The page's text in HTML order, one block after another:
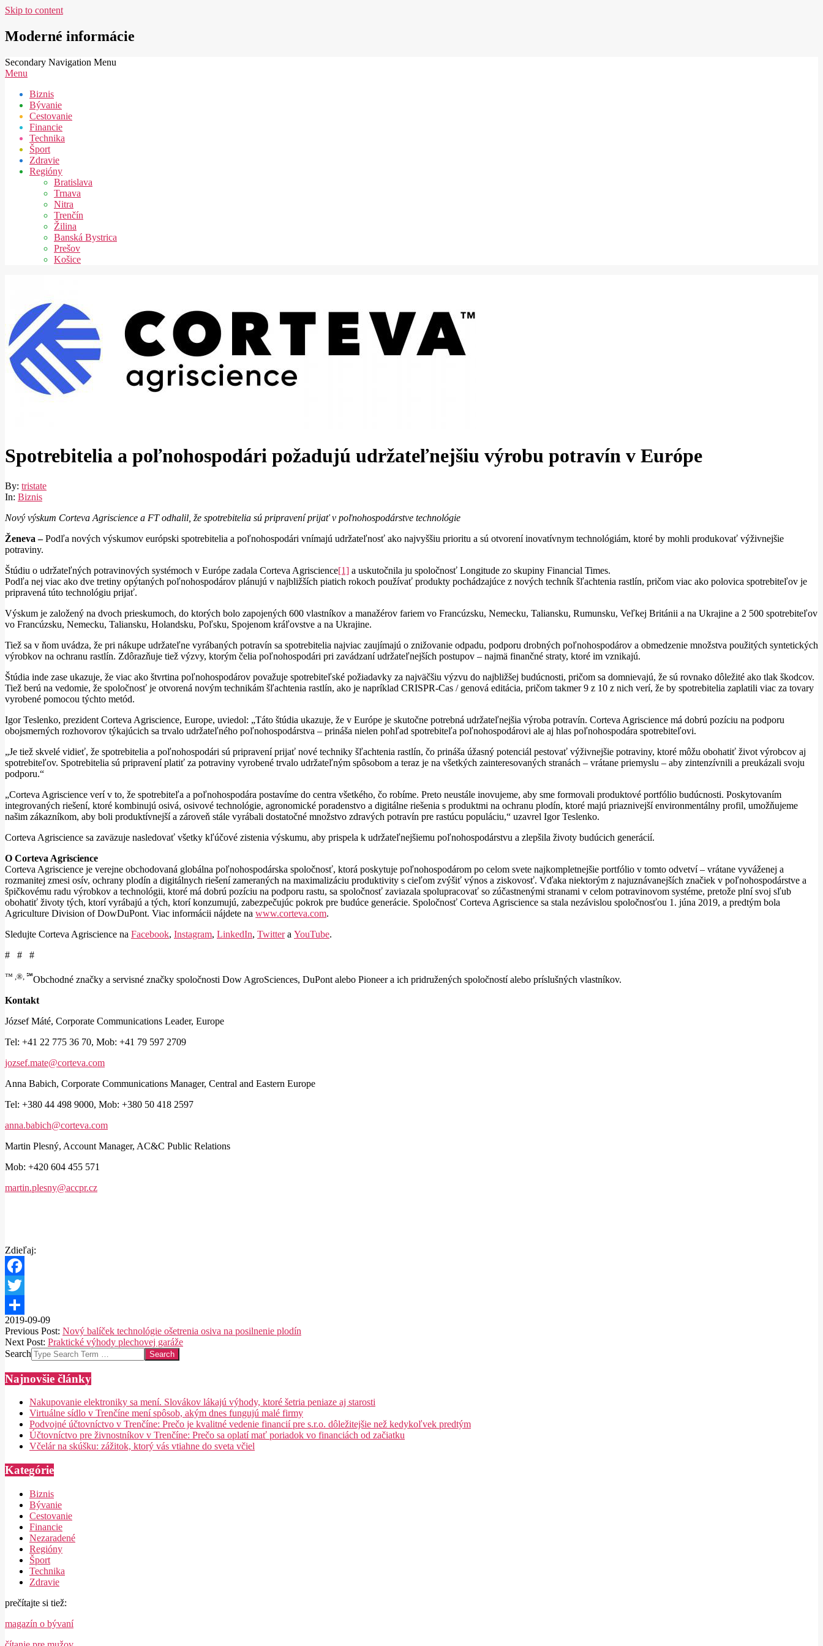
Skip to content
Moderné informácie
Secondary Navigation Menu
Menu
Biznis
Bývanie
Cestovanie
Financie
Technika
Šport
Zdravie
Regióny
Bratislava
Trnava
Nitra
Trenčín
Žilina
Banská Bystrica
Prešov
Košice
Spotrebitelia a poľnohospodári požadujú udržateľnejšiu výrobu potravín v Európe
By: tristate
In: Biznis
Nový výskum Corteva Agriscience a FT odhalil, že spotrebitelia sú pripravení prijať v poľnohospodárstve technológie
Ženeva –Podľa nových výskumov európski spotrebitelia a poľnohospodári vnímajú udržateľnosť ako najvyššiu prioritu a sú otvorení inovatívnym technológiám, ktoré by mohli produkovať výživnejšie
potraviny.
Štúdiu o udržateľných potravinových systémoch v Európe zadala Corteva Agriscience[1] a uskutočnila ju spoločnosť Longitude zo skupiny Financial Times.
Podľa nej viac ako dve tretiny opýtaných poľnohospodárov plánujú v najbližších piatich rokoch používať produkty pochádzajúce z nových techník šľachtenia rastlín, pričom viac ako polovica spotrebiteľov je
pripravená túto technológiu prijať.
Výskum je založený na dvoch prieskumoch, do ktorých bolo zapojených 600 vlastníkov a manažérov fariem vo Francúzsku, Nemecku, Taliansku, Rumunsku, Veľkej Británii a na Ukrajine a 2 500 spotrebiteľov
vo Francúzsku, Nemecku, Taliansku, Holandsku, Poľsku, Spojenom kráľovstve a na Ukrajine.
Tiež sa v ňom uvádza, že pri nákupe udržateľne vyrábaných potravín sa spotrebitelia najviac zaujímajú o znižovanie odpadu, podporu drobných poľnohospodárov a obmedzenie množstva použitých syntetických
výrobkov na ochranu rastlín. Zdôrazňuje tiež výzvy, ktorým čelia poľnohospodári pri zavádzaní udržateľnejších postupov – najmä finančné straty, ktoré im vznikajú.
Štúdia inde zase ukazuje, že viac ako štvrtina poľnohospodárov považuje spotrebiteľské požiadavky za najväčšiu výzvu do najbližšej budúcnosti, pričom sa domnievajú, že sú rovnako dôležité ako tlak škodcov.
Tiež berú na vedomie, že spoločnosť je otvorená novým technikám šľachtenia rastlín, ako je napríklad CRISPR-Cas / genová editácia, pričom takmer 9 z 10 z nich verí, že by spotrebitelia zaplatili viac za tovary
vyrobené pomocou týchto metód.
Igor Teslenko, prezident Corteva Agriscience, Europe, uviedol: „Táto štúdia ukazuje, že v Európe je skutočne potrebná udržateľnejšia výroba potravín. Corteva Agriscience má dobrú pozíciu na podporu
obojsmerných rozhovorov týkajúcich sa trvalo udržateľného poľnohospodárstva – prináša nielen pohľad spotrebiteľa poľnohospodárovi ale aj hlas poľnohospodára spotrebiteľovi.
„Je tiež skvelé vidieť, že spotrebitelia a poľnohospodári sú pripravení prijať nové techniky šľachtenia rastlín, čo prináša úžasný potenciál pestovať výživnejšie potraviny, ktoré môžu obohatiť život výrobcov aj
spotrebiteľov. Spotrebitelia sú pripravení platiť za potraviny vyrobené trvalo udržateľným spôsobom a teraz je na všetkých zainteresovaných stranách – vrátane priemyslu – aby zintenzívnili a preukázali svoju
podporu.“
„Corteva Agriscience verí v to, že spotrebiteľa a poľnohospodára postavíme do centra všetkého, čo robíme. Preto neustále inovujeme, aby sme formovali produktové portfólio budúcnosti. Poskytovaním
integrovaných riešení, ktoré kombinujú osivá, osivové technológie, agronomické poradenstvo a digitálne riešenia s produktmi na ochranu plodín, ktoré majú priaznivejší environmentálny profil, umožňujeme
našim zákazníkom, aby boli produktívnejší a zároveň stále vyrábali dostatočné množstvo zdravých potravín pre rastúcu populáciu,“ uzavrel Igor Teslenko.
Corteva Agriscience sa zaväzuje nasledovať všetky kľúčové zistenia výskumu, aby prispela k udržateľnejšiemu poľnohospodárstvu a zlepšila životy budúcich generácií.
O Corteva Agriscience
Corteva Agriscience je verejne obchodovaná globálna poľnohospodárska spoločnosť, ktorá poskytuje poľnohospodárom po celom svete najkompletnejšie portfólio v tomto odvetví – vrátane vyváženej a
rozmanitej zmesi osív, ochrany plodín a digitálnych riešení zameraných na maximalizáciu produktivity s cieľom zvýšiť výnos a ziskovosť. Vďaka niektorým z najuznávanejších značiek v poľnohospodárstve a
špičkovému radu výrobkov a technológii, ktoré má dobrú pozíciu na podporu rastu, sa spoločnosť zaviazala spolupracovať so zúčastnenými stranami v celom potravinovom systéme, pretože plní svoj sľub
obohatiť životy tých, ktorí vyrábajú a tých, ktorí konzumujú, zabezpečujúc pokrok pre budúce generácie. Spoločnosť Corteva Agriscience sa stala nezávislou spoločnosťou 1. júna 2019, a predtým bola
Agriculture Division of DowDuPont. Viac informácii nájdete na www.corteva.com.
Sledujte Corteva Agriscience na Facebook, Instagram, LinkedIn, Twittera YouTube.
# # #
™ ,®, ℠Obchodné značky a servisné značky spoločnosti Dow AgroSciences, DuPont alebo Pioneer a ich pridružených spoločností alebo príslušných vlastníkov.
Kontakt
József Máté, Corporate Communications Leader, Europe
Tel: +41 22 775 36 70, Mob: +41 79 597 2709
jozsef.mate@corteva.com
Anna Babich, Corporate Communications Manager, Central and Eastern Europe
Tel: +380 44 498 9000, Mob: +380 50 418 2597
anna.babich@corteva.com
Martin Plesný, Account Manager, AC&C Public Relations
Mob: +420 604 455 571
martin.plesny@accpr.cz
Zdieľaj:
Facebook
Twitter
Share
2019-09-09
Previous Post: Nový balíček technológie ošetrenia osiva na posilnenie plodín
Next Post: Praktické výhody plechovej garáže
Search
Najnovšie články
Nakupovanie elektroniky sa mení. Slovákov lákajú výhody, ktoré šetria peniaze aj starosti
Virtuálne sídlo v Trenčíne mení spôsob, akým dnes fungujú malé firmy
Podvojné účtovníctvo v Trenčíne: Prečo je kvalitné vedenie financií pre s.r.o. dôležitejšie než kedykoľvek predtým
Účtovníctvo pre živnostníkov v Trenčíne: Prečo sa oplatí mať poriadok vo financiách od začiatku
Včelár na skúšku: zážitok, ktorý vás vtiahne do sveta včiel
Kategórie
Biznis
Bývanie
Cestovanie
Financie
Nezaradené
Regióny
Šport
Technika
Zdravie
prečítajte si tiež:
magazín o bývaní